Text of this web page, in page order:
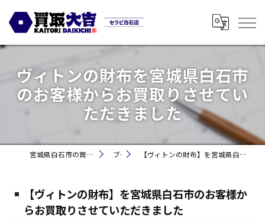
ヴィトンの財布を宮城県白石市
のお客様からお買取りさせてい
ただきました
宮城県白石市の買取なら買取大吉セラビ白石店 ブログ 【ヴィトンの財布】を宮城県白石市のお客様からお買取りさせていただきました
【ヴィトンの財布】を宮城県白石市のお客様か
らお買取りさせていただきました